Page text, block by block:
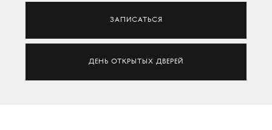
ЗАПИСАТЬСЯ
ДЕНЬ ОТКРЫТЫХ ДВЕРЕЙ